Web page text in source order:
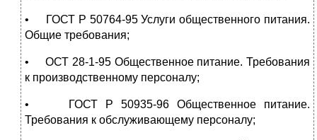
• ГОСТ Р 50764-95 Услуги общественного питания.
Общие требования;
• ОСТ 28-1-95 Общественное питание. Требования
к производственному персоналу;
• ГОСТ Р 50935-96 Общественное питание.
Требования к обслуживающему персоналу;